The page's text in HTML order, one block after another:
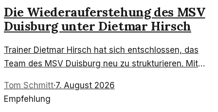
Die Wiederauferstehung des MSV
Duisburg unter Dietmar Hirsch
Trainer Dietmar Hirsch hat sich entschlossen, das
Team des MSV Duisburg neu zu strukturieren. Mit
er den Verein zurück in die Erfolgsspur bringen.
Tom Schmitt·7. August 2026
Empfehlung